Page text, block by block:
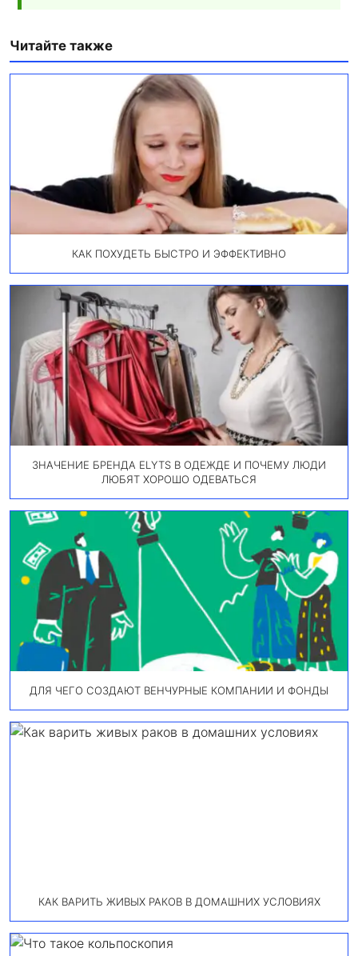
Читайте также
КАК ПОХУДЕТЬ БЫСТРО И ЭФФЕКТИВНО
ЗНАЧЕНИЕ БРЕНДА ELYTS В ОДЕЖДЕ И ПОЧЕМУ ЛЮДИ
ЛЮБЯТ ХОРОШО ОДЕВАТЬСЯ
ДЛЯ ЧЕГО СОЗДАЮТ ВЕНЧУРНЫЕ КОМПАНИИ И ФОНДЫ
КАК ВАРИТЬ ЖИВЫХ РАКОВ В ДОМАШНИХ УСЛОВИЯХ